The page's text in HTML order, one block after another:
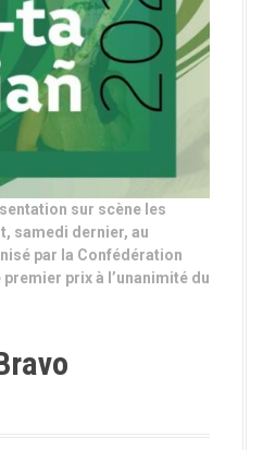
sur scène les
samedi dernier, au
par la Confédération
prix à l’unanimité du